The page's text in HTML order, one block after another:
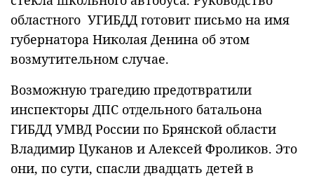
областного УГИБДД готовит письмо на имя
губернатора Николая Денина об этом
возмутительном случае.
Возможную трагедию предотвратили
инспекторы ДПС отдельного батальона
ГИБДД УМВД России по Брянской области
Владимир Цуканов и Алексей Фроликов. Это
они, по сути, спасли двадцать детей в